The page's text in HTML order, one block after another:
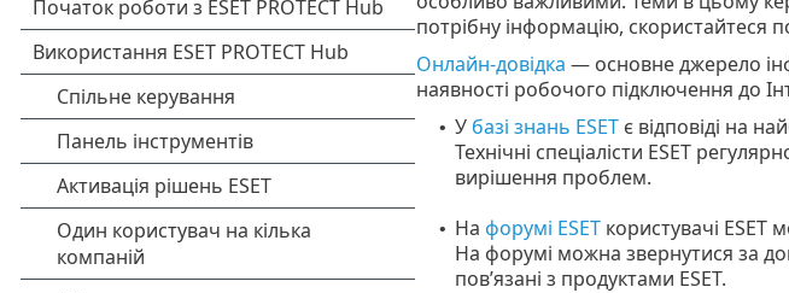
потрібну інформацію, скористайтеся
Онлайн-довідка — основне джерело
наявності робочого підключення до
• У базі знань ESETє відповіді на
Технічні спеціалісти ESET
вирішення проблем.
• На форумі ESETкористувачі ESET
На форумі можна звернутися за
пов’язані з продуктами ESET.